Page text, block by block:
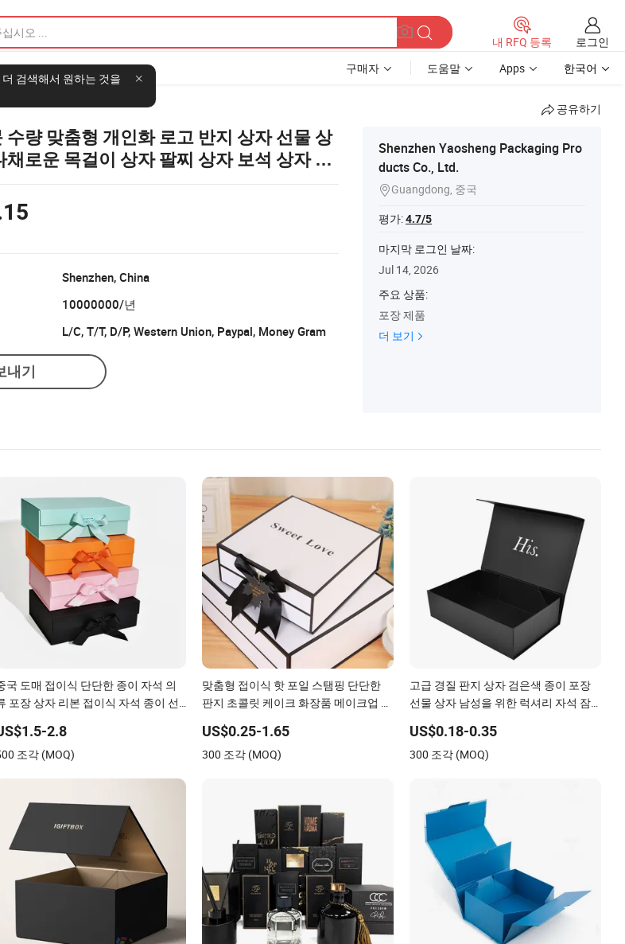
검색해서 원하는 것을
내 RFQ 등록
로그인
구매자 도움말 Apps 한국어
공유하기
수량 맞춤형 개인화 로고 반지 상자 선물 상
채로운 목걸이 상자 팔찌 상자 보석 상자 스
세련된 작은 보석 상자
Shenzhen, China
10000000/년
L/C, T/T, D/P, Western Union, Paypal, Money Gram
내기
Shenzhen Yaosheng Packaging Pro
ducts Co., Ltd.
Guangdong, 중국
평가:4.7/5
마지막 로그인 날짜:
Jul 14, 2026
주요 상품:
포장 제품
더 보기
국 도매 접이식 단단한 종이 자석 의
포장 상자 리본 접이식 자석 종이 선
2.8
조각 (MOQ)
맞춤형 접이식 핫 포일 스탬핑 단단한
판지 초콜릿 케이크 화장품 메이크업 보
상자
US$0.25-1.65
300 조각 (MOQ)
고급 경질 판지 상자 검은색 종이 포장
선물 상자 남성을 위한 럭셔리 자석 잠
US$0.18-0.35
300 조각 (MOQ)